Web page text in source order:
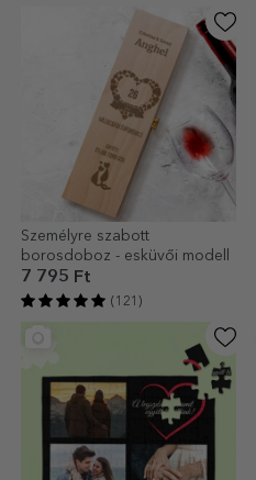
Személyre szabott
borosdoboz - esküvői modell
7 795 Ft
(121)